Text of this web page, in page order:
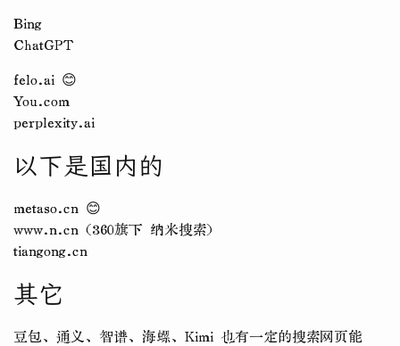
Bing
ChatGPT
felo.ai 😊
You.com
perplexity.ai
以下是国内的
metaso.cn 😊
www.n.cn (360旗下 纳米搜索)
tiangong.cn
其它
豆包、通义、智谱、海螺、Kimi 也有一定的搜索网页能